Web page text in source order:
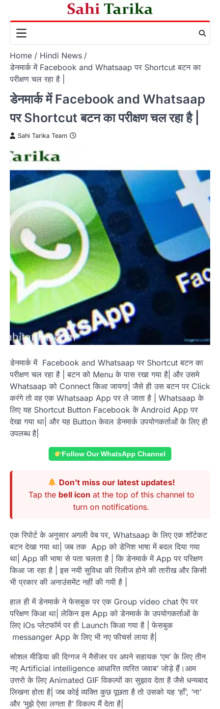
content
Home
Hindi News
डेनमार्क में Facebook and Whatsaap पर Shortcut बटन का
परीक्षण चल रहा है |
डेनमार्क में Facebook and Whatsaap
पर Shortcut बटन का परीक्षण चल रहा है |
Sahi Tarika Team
डेनमार्क में Facebook and Whatsaap पर Shortcut बटन का
परीक्षण चल रहा है | बटन को Menu के पास रखा गया है| और उसमे
Whatsaap को Connect किआ जायगा| जैसे ही उस बटन पर Click
करंगे तो वह एक Whatsaap App पर ले जाता है | Whatsaap के
लिए यह Shortcut Button Facebook के Android App पर
देखा गया था| और यह Button केवल डेनमार्क उपयोगकर्ताओं के लिए ही
उपलब्ध है|
Follow Our WhatsApp Channel
Don't miss our latest updates!
Tap the bell icon at the top of this channel to
turn on notifications.
एक रिपोर्ट के अनुसार अगली वेब पर, Whatsaap के लिए एक शॉर्टकट
बटन देखा गया था| जब तक App को डेनिश भाषा में बदल दिया गया
था| App की भाषा से पता चलता है | कि डेनमार्क में App पर परिक्षण
किआ जा रहा है | इस नयी सुविधा की रिलीज होने की तारीख और किसी
भी प्रकार की अनाउंसमेंट नहीं की गयी है |
हाल ही में डेनमार्क ने फेसबुक पर एक Group video chat ऐप पर
परिक्षण किआ था| लेकिन इस App को डेनमार्क के उपयोगकर्ताओं के
लिए IOs प्लेटफॉर्म पर ही Launch किआ गया है | फेसबुक
messanger App के लिए भी नए फीचर्स लाया है|
सोशल मीडिया की दिग्गज ने मैसेंजर पर अपने सहायक ‘एम’ के लिए तीन
नए Artificial intelligence आधारित त्वरित जवाब’ जोड़े हैं।आम
उत्तरो के लिए Animated GIF विकल्पों का सुझाव देता है जैसे धन्यबाद
लिखना होता है| जब कोई व्यक्ति कुछ पूछता है तो उसको यह ‘हाँ’, ‘ना’
और ‘मुझे ऐसा लगता है’ विकल्प मैं देता है|